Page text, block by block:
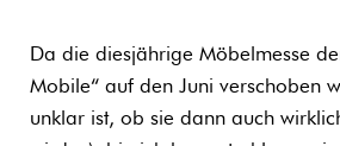
Da die diesjährige Möbelmesse
Mobile“ auf den Juni verschoben
unklar ist, ob sie dann auch